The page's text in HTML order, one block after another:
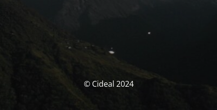
© Cideal 2024